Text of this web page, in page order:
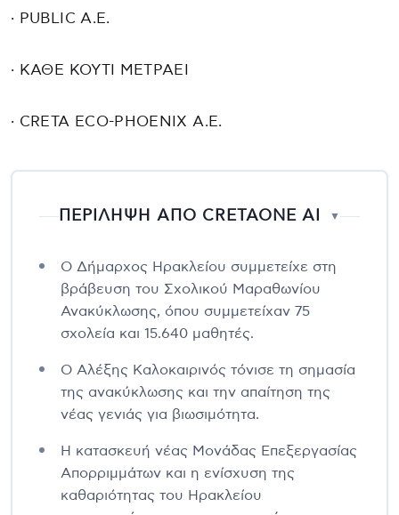
· PUBLIC Α.Ε.
· ΚΑΘΕ ΚΟΥΤΙ ΜΕΤΡΑΕΙ
· CRETA ECO-PHOENIX Α.Ε.
ΠΕΡΙΛΗΨΗ ΑΠΟ CRETAONE AI ▼
Ο Δήμαρχος Ηρακλείου συμμετείχε στη
βράβευση του Σχολικού Μαραθωνίου
Ανακύκλωσης, όπου συμμετείχαν 75
σχολεία και 15.640 μαθητές.
Ο Αλέξης Καλοκαιρινός τόνισε τη σημασία
της ανακύκλωσης και την απαίτηση της
νέας γενιάς για βιωσιμότητα.
Η κατασκευή νέας Μονάδας Επεξεργασίας
Απορριμμάτων και η ενίσχυση της
καθαριότητας του Ηρακλείου